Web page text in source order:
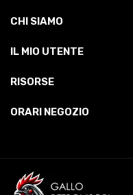
CHI SIAMO
IL MIO UTENTE
RISORSE
ORARI NEGOZIO